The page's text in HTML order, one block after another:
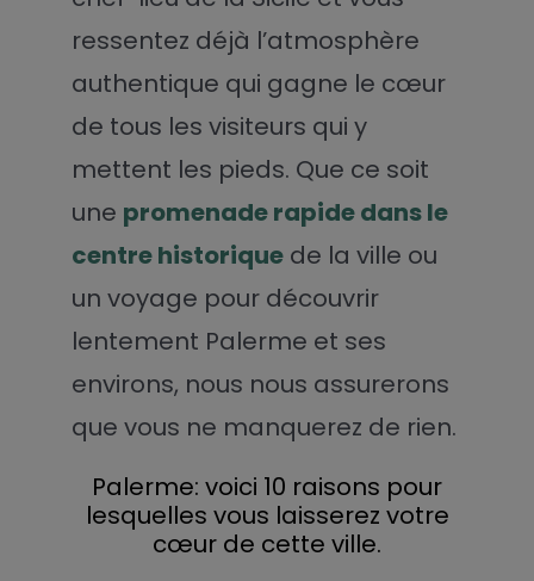
ressentez déjà l’atmosphère
authentique qui gagne le cœur
de tous les visiteurs qui y
mettent les pieds. Que ce soit
une promenade rapide dans le
centre historiquede la ville ou
un voyage pour découvrir
lentement Palerme et ses
environs, nous nous assurerons
que vous ne manquerez de rien.
Palerme: voici 10 raisons pour
lesquelles vous laisserez votre
cœur de cette ville.